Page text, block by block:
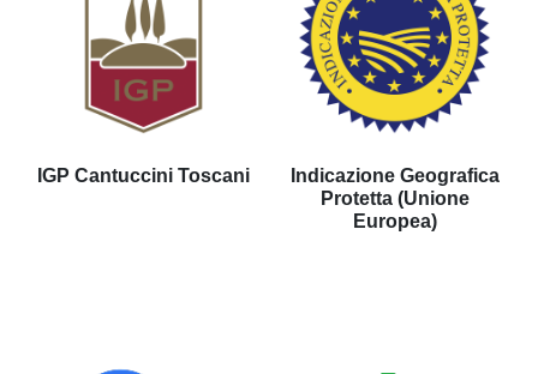
IGP Cantuccini Toscani
Indicazione Geografica
Protetta (Unione
Europea)